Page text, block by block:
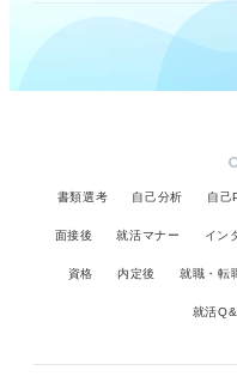
書類選考 自己分析 自己
面接後 就活マナー イン
資格 内定後 就職・転
就活